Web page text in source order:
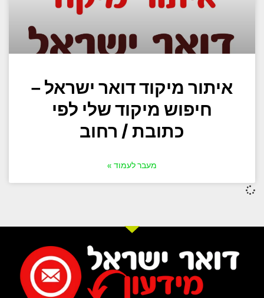
איתור מיקוד דואר ישראל –
חיפוש מיקוד שלי לפי
כתובת / רחוב
מעבר לעמוד »